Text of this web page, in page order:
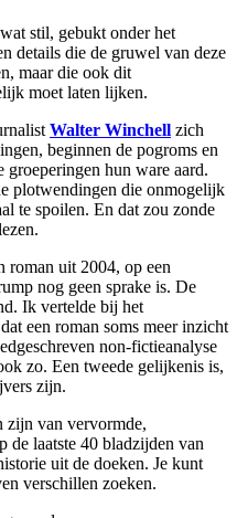
stil, gebukt onder het
details die de gruwel van deze
maar die ook dit
moet laten lijken.
Walter Winchell zich
beginnen de pogroms en
hun ware aard.
plotwendingen die onmogelijk
te spoilen. En dat zou zonde
roman uit 2004, op een
nog geen sprake is. De
Ik vertelde bij het
een roman soms meer inzicht
non-fictieanalyse
zo. Een tweede gelijkenis is,
zijn.
zijn van vervormde,
de laatste 40 bladzijden van
uit de doeken. Je kunt
verschillen zoeken.